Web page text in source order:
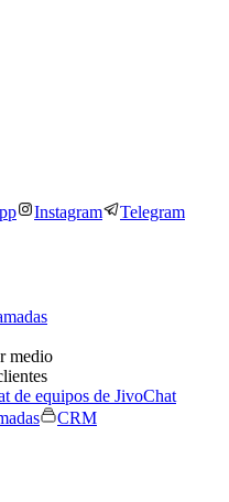
Instagram Telegram
medio
de equipos de JivoChat
CRM